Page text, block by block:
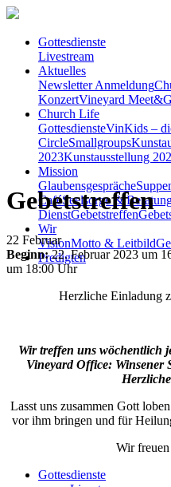
Gottesdienste
Livestream
Aktuelles
Newsletter Anmeldung
KonzertVineyard
Church Life
GottesdiensteVinKids –
CircleSmallgroups
2023Kunstausstellung
Mission
Glaubensgespräche
CaféSeelsorge &
DienstGebetstreffen
Wir
VisionMotto & Leitbild
Predigten
Gebetstreffen
22 Februar
Beginn:22. Februar 2023 um
um 18:00 Uhr
Herzliche Einladung
Wir treffen uns wöchentlich
Vineyard Office: Winsener
Lasst uns zusammen Gott
vor ihm bringen und für
Wir
Gottesdienste